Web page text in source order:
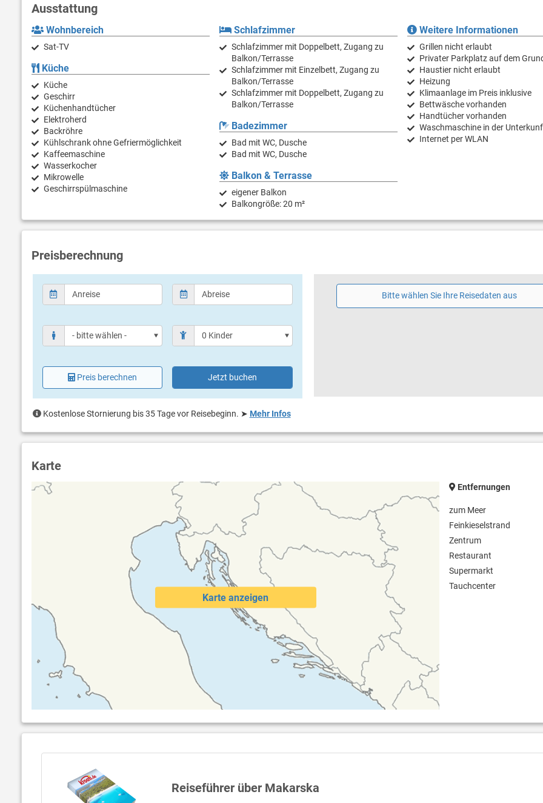
Ausstattung
Wohnbereich
Sat-TV
Küche
Küche
Geschirr
Küchenhandtücher
Elektroherd
Backröhre
Kühlschrank ohne Gefriermöglichkeit
Kaffeemaschine
Wasserkocher
Mikrowelle
Geschirrspülmaschine
Schlafzimmer
Schlafzimmer mit Doppelbett, Zugang zu
Balkon/Terrasse
Schlafzimmer mit Einzelbett, Zugang zu
Balkon/Terrasse
Schlafzimmer mit Doppelbett, Zugang zu
Balkon/Terrasse
Badezimmer
Bad mit WC, Dusche
Bad mit WC, Dusche
Balkon & Terrasse
eigener Balkon
Balkongröße: 20 m²
Weitere Informationen
Grillen nicht erlaubt
Privater Parkplatz auf dem
Haustier nicht erlaubt
Heizung
Klimaanlage im Preis inklusive
Bettwäsche vorhanden
Handtücher vorhanden
Waschmaschine in der
Internet per WLAN
Preisberechnung
Preis berechnen Jetzt buchen
Kostenlose Stornierung bis 35 Tage vor Reisebeginn. ➤ Mehr Infos
Bitte wählen Sie Ihre Reisedaten aus
Karte
Karte anzeigen
Entfernungen
zum Meer
Feinkieselstrand
Zentrum
Restaurant
Supermarkt
Tauchcenter
Reiseführer über Makarska